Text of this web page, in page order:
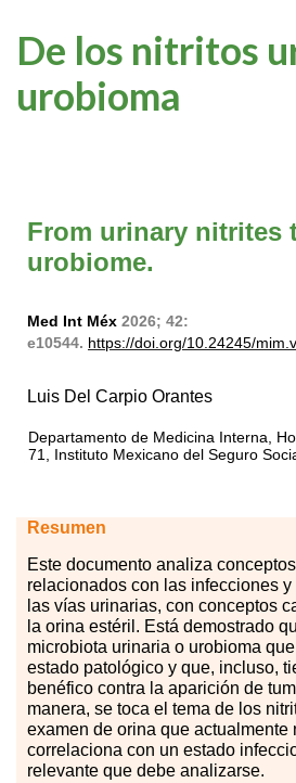
De los nitritos
urobioma
From urinary nitrites
urobiome.
Med Int Méx 2026; 42:
e10544. https://doi.org/10.24245/
Luis Del Carpio Orantes
Departamento de Medicina Interna,
71, Instituto Mexicano del Seguro
Resumen
Este documento analiza
relacionados con las infecciones
las vías urinarias, con conceptos
la orina estéril. Está demostrado
microbiota urinaria o urobioma
estado patológico y que, incluso,
benéfico contra la aparición de
manera, se toca el tema de los
examen de orina que actualmente
correlaciona con un estado
relevante que debe analizarse.